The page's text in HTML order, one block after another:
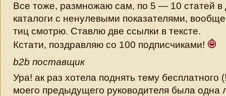
Все тоже, размножаю сам, по 5 — 10 статей в
каталоги с ненулевыми показателями,
тиц смотрю. Ставлю две ссылки в тексте.
Кстати, поздравляю со 100 подписчиками!
b2b поставщик
Ура! ак раз хотела поднять тему бесплатного
моего предыдущего руководителя была